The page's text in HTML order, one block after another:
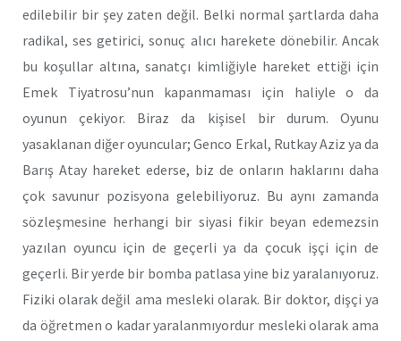
edilebilir bir şey zaten değil. Belki normal şartlarda daha
radikal, ses getirici, sonuç alıcı harekete dönebilir. Ancak
bu koşullar altına, sanatçı kimliğiyle hareket ettiği için
Emek Tiyatrosu’nun kapanmaması için haliyle o da
oyunun çekiyor. Biraz da kişisel bir durum. Oyunu
yasaklanan diğer oyuncular; Genco Erkal, Rutkay Aziz ya da
Barış Atay hareket ederse, biz de onların haklarını daha
çok savunur pozisyona gelebiliyoruz. Bu aynı zamanda
sözleşmesine herhangi bir siyasi fikir beyan edemezsin
yazılan oyuncu için de geçerli ya da çocuk işçi için de
geçerli. Bir yerde bir bomba patlasa yine biz yaralanıyoruz.
Fiziki olarak değil ama mesleki olarak. Bir doktor, dişçi ya
da öğretmen o kadar yaralanmıyordur mesleki olarak ama